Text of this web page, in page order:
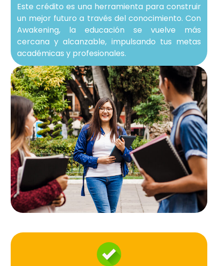
Este crédito es una herramienta para construir
un mejor futuro a través del conocimiento. Con
Awakening, la educación se vuelve más
cercana y alcanzable, impulsando tus metas
académicas y profesionales.